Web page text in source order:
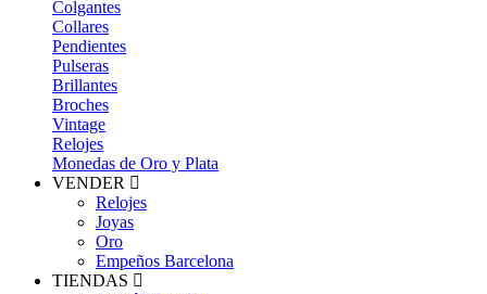
Colgantes
Collares
Pendientes
Pulseras
Brillantes
Broches
Vintage
Relojes
Monedas de Oro y Plata
VENDER
Relojes
Joyas
Oro
Empeños Barcelona
TIENDAS